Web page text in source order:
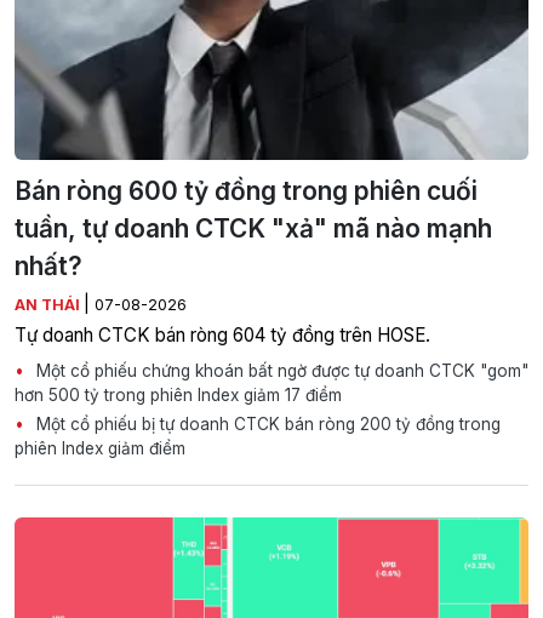
Bán ròng 600 tỷ đồng trong phiên cuối
tuần, tự doanh CTCK "xả" mã nào mạnh
nhất?
AN THÁI 07-08-2026
Tự doanh CTCK bán ròng 604 tỷ đồng trên HOSE.
Một cổ phiếu chứng khoán bất ngờ được tự doanh CTCK "gom"
hơn 500 tỷ trong phiên Index giảm 17 điểm
Một cổ phiếu bị tự doanh CTCK bán ròng 200 tỷ đồng trong
phiên Index giảm điểm